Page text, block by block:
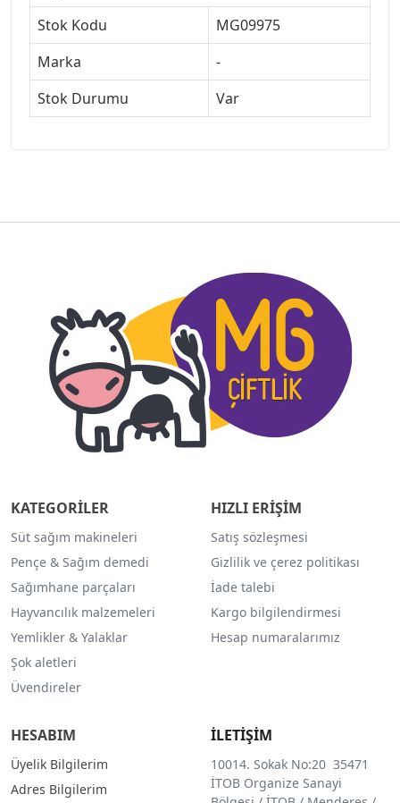
Stok Kodu
MG09975
Marka
-
Stok Durumu
Var
KATEGORİLER
Süt sağım makineleri
Pençe & Sağım demedi
Sağımhane parçaları
Hayvancılık malzemeleri
Yemlikler & Yalaklar
Şok aletleri
Üvendireler
HIZLI ERİŞİM
Satış sözleşmesi
Gizlilik ve çerez politikası
İade talebi
Kargo bilgilendirmesi
Hesap numaralarımız
HESABIM
Üyelik Bilgilerim
Adres Bilgilerim
İLETİŞİM
10014. Sokak No:20 35471
İTOB Organize Sanayi